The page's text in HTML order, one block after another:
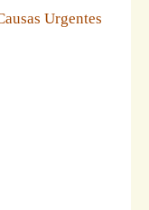
Urgentes